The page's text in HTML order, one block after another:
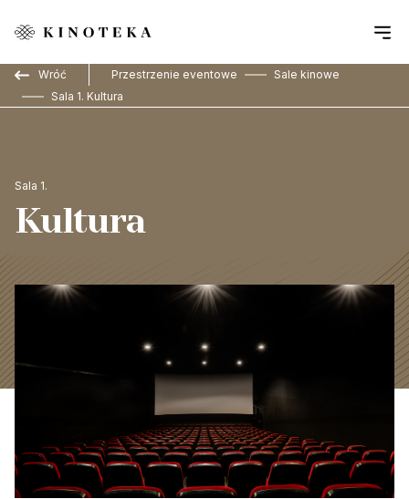
Wróć Przestrzenie eventowe
Sale kinowe
Sala 1. Kultura
Sala 1.
Kultura